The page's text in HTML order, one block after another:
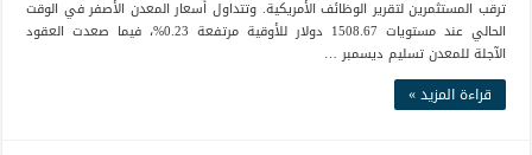
ترقب المستثمرين لتقرير الوظائف الأمريكية. وتتداول أسعار المعدن الأصفر في الوقت
الحالي عند مستويات 1508.67 دولار للأوقية مرتفعة 0.23%، فيما صعدت العقود
الآجلة للمعدن تسليم ديسمبر …
قراءة المزيد »